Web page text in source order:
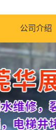
公司介绍